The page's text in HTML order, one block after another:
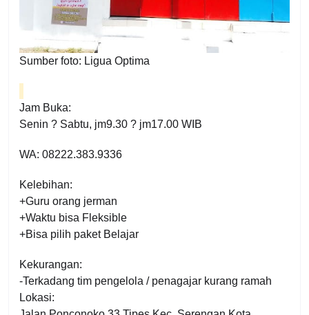
Sumber foto: Ligua Optima
Jam Buka:
Senin ? Sabtu, jm9.30 ? jm17.00 WIB
WA: 08222.383.9336
Kelebihan:
+Guru orang jerman
+Waktu bisa Fleksible
+Bisa pilih paket Belajar
Kekurangan:
-Terkadang tim pengelola / penagajar kurang ramah
Lokasi: